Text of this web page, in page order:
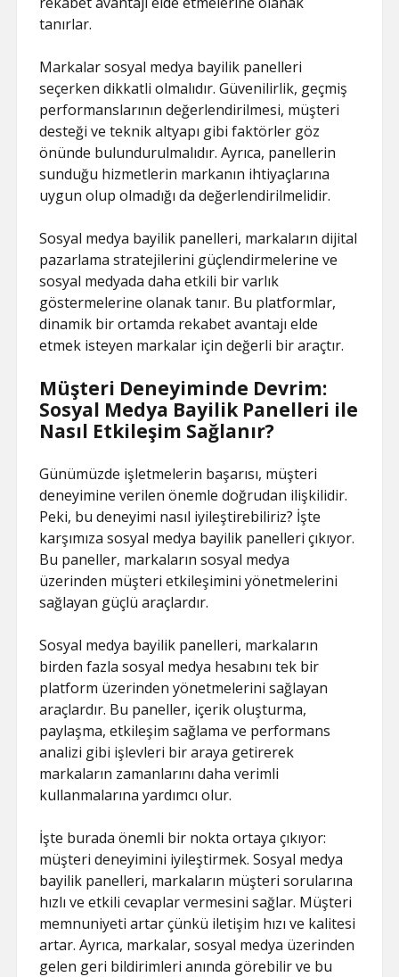
tanırlar.
Markalar sosyal medya bayilik panelleri
seçerken dikkatli olmalıdır. Güvenilirlik, geçmiş
performanslarının değerlendirilmesi, müşteri
desteği ve teknik altyapı gibi faktörler göz
önünde bulundurulmalıdır. Ayrıca, panellerin
sunduğu hizmetlerin markanın ihtiyaçlarına
uygun olup olmadığı da değerlendirilmelidir.
Sosyal medya bayilik panelleri, markaların dijital
pazarlama stratejilerini güçlendirmelerine ve
sosyal medyada daha etkili bir varlık
göstermelerine olanak tanır. Bu platformlar,
dinamik bir ortamda rekabet avantajı elde
etmek isteyen markalar için değerli bir araçtır.
Müşteri Deneyiminde Devrim:
Sosyal Medya Bayilik Panelleri ile
Nasıl Etkileşim Sağlanır?
Günümüzde işletmelerin başarısı, müşteri
deneyimine verilen önemle doğrudan ilişkilidir.
Peki, bu deneyimi nasıl iyileştirebiliriz? İşte
karşımıza sosyal medya bayilik panelleri çıkıyor.
Bu paneller, markaların sosyal medya
üzerinden müşteri etkileşimini yönetmelerini
sağlayan güçlü araçlardır.
Sosyal medya bayilik panelleri, markaların
birden fazla sosyal medya hesabını tek bir
platform üzerinden yönetmelerini sağlayan
araçlardır. Bu paneller, içerik oluşturma,
paylaşma, etkileşim sağlama ve performans
analizi gibi işlevleri bir araya getirerek
markaların zamanlarını daha verimli
kullanmalarına yardımcı olur.
İşte burada önemli bir nokta ortaya çıkıyor:
müşteri deneyimini iyileştirmek. Sosyal medya
bayilik panelleri, markaların müşteri sorularına
hızlı ve etkili cevaplar vermesini sağlar. Müşteri
memnuniyeti artar çünkü iletişim hızı ve kalitesi
artar. Ayrıca, markalar, sosyal medya üzerinden
gelen geri bildirimleri anında görebilir ve bu